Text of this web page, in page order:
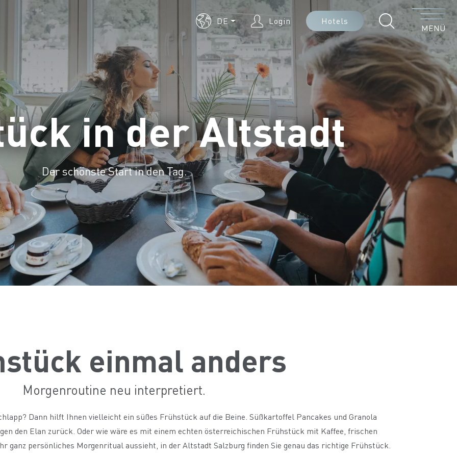
DE Login Hotels
Menü
MENÜ
in der Altstadt
Der schönste Start in den Tag.
einmal anders
Morgenroutine neu interpretiert.
Dann hilft Ihnen vielleicht ein süßes Frühstück auf die Beine. Süßkartoffel Pancakes und Granola
den Elan zurück. Oder wie wäre es mit einem echten österreichischen Frühstück mit Kaffee, frischen
ganz persönliches Morgenritual aussieht, in der Altstadt Salzburg finden Sie genau das richtige Frühstück.